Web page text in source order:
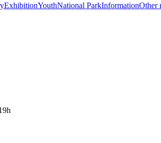
ExhibitionYouthNational ParkInformationOther